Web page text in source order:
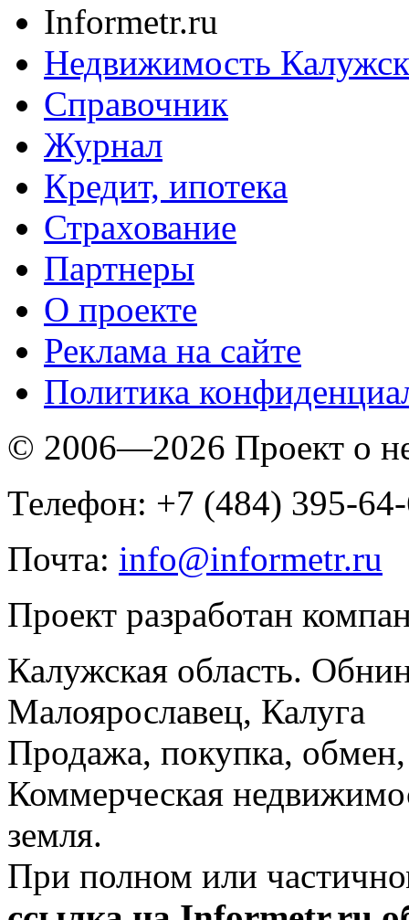
Informetr.ru
Недвижимость
Справочник
Журнал
Кредит, ипотека
Страхование
Партнеры
O проекте
Реклама на сайте
Политика
© 2006—2026 Проект о
Телефон: +7 (484) 395-
Почта: info@informetr.ru
Проект разработан
Калужская область.
Малоярославец, Калуга
Продажа, покупка, обмен,
Коммерческая
земля.
При полном или